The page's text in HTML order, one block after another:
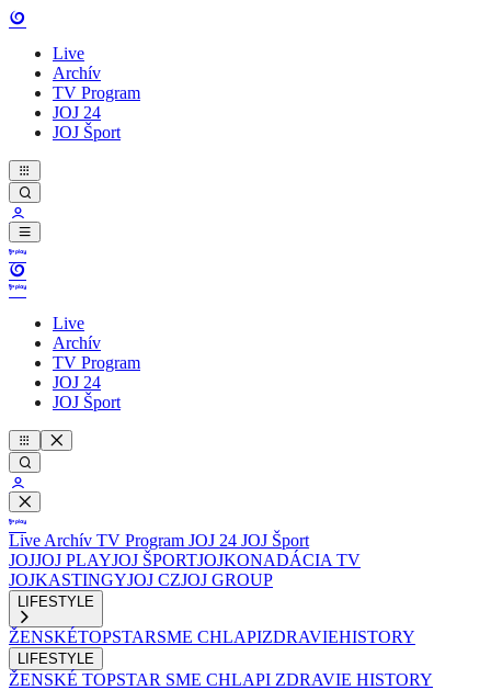
Live
Archív
TV Program
JOJ 24
JOJ Šport
Live
Archív
TV Program
JOJ 24
JOJ Šport
Live Archív TV Program JOJ 24 JOJ Šport
JOJJOJ PLAYJOJ ŠPORTJOJKONADÁCIA TV
JOJKASTINGYJOJ CZJOJ GROUP
LIFESTYLE
ŽENSKÉTOPSTARSME CHLAPIZDRAVIEHISTORY
LIFESTYLE
ŽENSKÉ TOPSTAR SME CHLAPI ZDRAVIE HISTORY